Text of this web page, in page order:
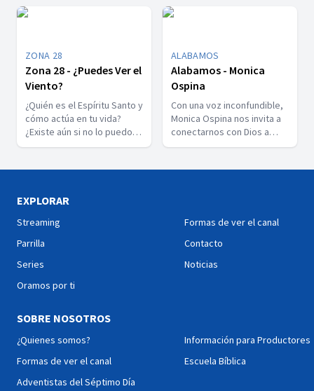
ZONA 28
Zona 28 - ¿Puedes Ver el
Viento?
¿Quién es el Espíritu Santo y
cómo actúa en tu vida?
¿Existe aún si no lo puedo
ver?
ALABAMOS
Alabamos - Monica
Ospina
Con una voz inconfundible,
Monica Ospina nos invita a
conectarnos con Dios a
través de su música y
adoración.
EXPLORAR
Streaming
Parrilla
Series
Oramos por ti
Formas de ver el canal
Contacto
Noticias
SOBRE NOSOTROS
¿Quienes somos?
Formas de ver el canal
Adventistas del Séptimo Día
Información para Productores
Escuela Bíblica